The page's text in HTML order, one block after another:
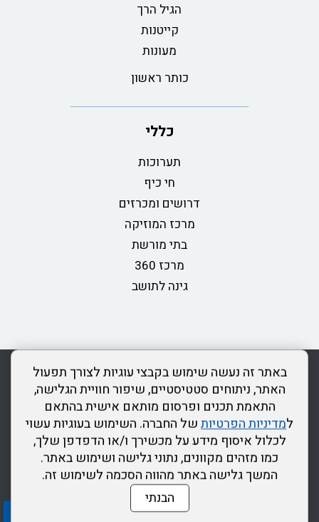
באתר זה נעשה שימוש בקבצי עוגיות לצורך תפעול
האתר, ניתוחים סטטיסטיים, שיפור חוויית הגלישה,
התאמת תכנים ופרסום מותאם אישית בהתאם
למדיניות הפרטיותשל החברה. השימוש בעוגיות עשוי
לכלול איסוף מידע על מכשירך ו/או הדפדפן שלך,
כמו מזהים מקוונים, נתוני גלישה ושימוש באתר.
המשך גלישה באתר מהווה הסכמה לשימוש זה.
הבנתי
להרשמה לפעילויות החברה
הגיל הרך
קייטנות
מעונות
כותר ראשון
כללי
תערוכות
חי כיף
דרושים ומכרזים
מרכז המוזיקה
בתי מורשת
מרכז 360
גינה לתושב
rss מדיניות פרטיות מפת אתר צור קשר
כותר ראשון
הצהרת נגישות
דרונט
דיגיטל
-
בניית
אתרים,
בניית